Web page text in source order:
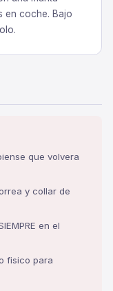
en coche. Bajo
que volvera
y collar de
en el
fisico para